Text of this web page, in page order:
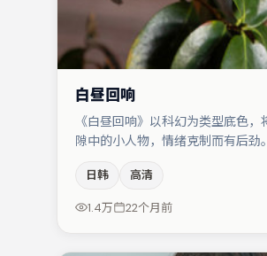
白昼回响
《白昼回响》以科幻为类型底色
隙中的小人物，情绪克制而有后劲
当。主演阵容包括木村拓哉、白宇
前后呼应，适合喜欢抠台词与伏笔
日韩 高清
1.4万 22个月前